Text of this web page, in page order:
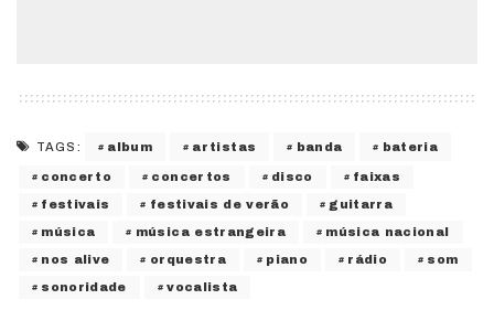
TAGS: album artistas banda bateria
concerto concertos disco faixas
festivais festivais de verão guitarra
música música estrangeira música nacional
nos alive orquestra piano rádio som
sonoridade vocalista